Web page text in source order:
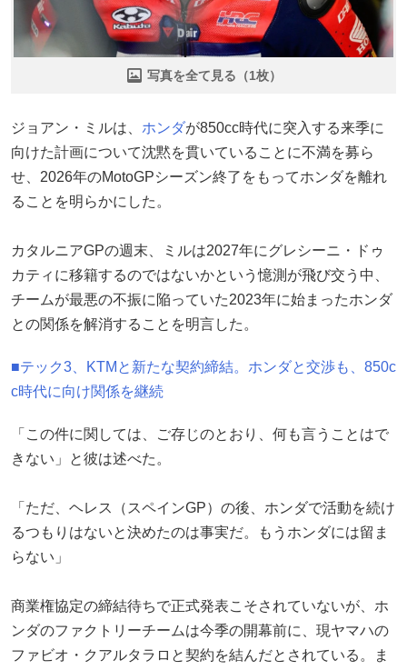
写真を全て見る（1枚）
ジョアン・ミルは、 ホンダが850cc時代に突入する来季に
向けた計画について沈黙を貫いていることに不満を募ら
せ、2026年のMotoGPシーズン終了をもってホンダを離れ
ることを明らかにした。
カタルニアGPの週末、ミルは2027年にグレシーニ・ドゥ
カティに移籍するのではないかという憶測が飛び交う中、
チームが最悪の不振に陥っていた2023年に始まったホンダ
との関係を解消することを明言した。
■テック3、KTMと新たな契約締結。ホンダと交渉も、850c
c時代に向け関係を継続
「この件に関しては、ご存じのとおり、何も言うことはで
きない」と彼は述べた。
「ただ、ヘレス（スペインGP）の後、ホンダで活動を続け
るつもりはないと決めたのは事実だ。もうホンダには留ま
らない」
商業権協定の締結待ちで正式発表こそされていないが、ホ
ンダのファクトリーチームは今季の開幕前に、現ヤマハの
ファビオ・クアルタラロと契約を結んだとされている。ま